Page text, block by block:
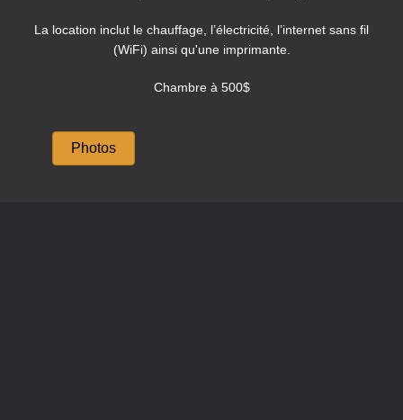
La location inclut le chauffage, l’électricité, l’internet sans fil
(WiFi) ainsi qu'une imprimante.
Chambre à 500$
Photos